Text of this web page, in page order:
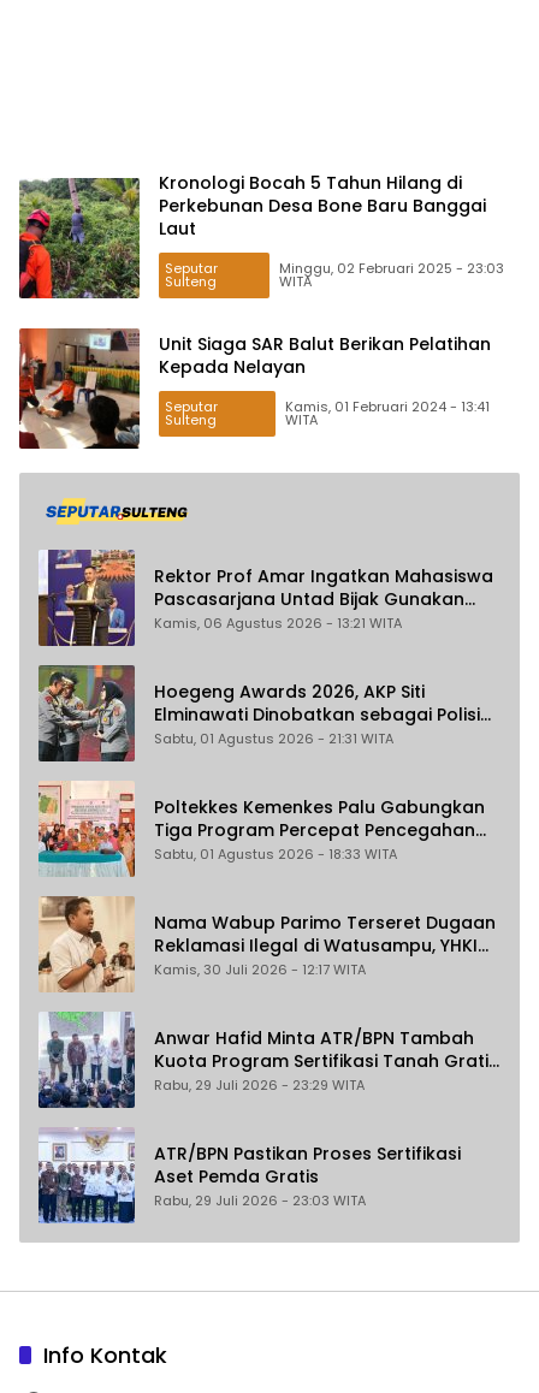
Kronologi Bocah 5 Tahun Hilang di
Perkebunan Desa Bone Baru Banggai
Laut
Seputar
Sulteng
Minggu, 02 Februari 2025 - 23:03
WITA
Unit Siaga SAR Balut Berikan Pelatihan
Kepada Nelayan
Seputar
Sulteng
Kamis, 01 Februari 2024 - 13:41
WITA
Rektor Prof Amar Ingatkan Mahasiswa
Pascasarjana Untad Bijak Gunakan
Akal Imitasi
Kamis, 06 Agustus 2026 - 13:21 WITA
Hoegeng Awards 2026, AKP Siti
Elminawati Dinobatkan sebagai Polisi
Pelindung Perempuan dan Anak
Sabtu, 01 Agustus 2026 - 21:31 WITA
Poltekkes Kemenkes Palu Gabungkan
Tiga Program Percepat Pencegahan
Stunting di Donggala
Sabtu, 01 Agustus 2026 - 18:33 WITA
Nama Wabup Parimo Terseret Dugaan
Reklamasi Ilegal di Watusampu, YHKI
Desak Polda Sulteng Tingkatkan
Kamis, 30 Juli 2026 - 12:17 WITA
Anwar Hafid Minta ATR/BPN Tambah
Kuota Program Sertifikasi Tanah Gratis
untuk Masyarakat Berpenghasilan
Rabu, 29 Juli 2026 - 23:29 WITA
ATR/BPN Pastikan Proses Sertifikasi
Aset Pemda Gratis
Rabu, 29 Juli 2026 - 23:03 WITA
Info Kontak